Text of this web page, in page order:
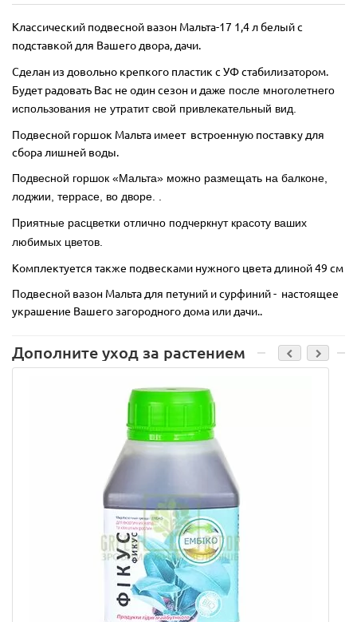
Классический подвесной вазон Мальта-17 1,4 л белый с
подставкой для Вашего двора, дачи.
Сделан из довольно крепкого пластик с УФ стабилизатором.
Будет радовать Вас не один сезон и даже после многолетнего
использования не утратит свой привлекательный вид.
Подвесной горшок Мальта имеет встроенную поставку для
сбора лишней воды.
Подвесной горшок «Мальта» можно размещать на балконе,
лоджии, террасе, во дворе.
Приятные расцветки отлично подчеркнут красоту ваших
любимых цветов.
Комплектуется также подвесками нужного цвета длиной 49 см
Подвесной вазон Мальта для петуний и сурфиний - настоящее
украшение Вашего загородного дома или дачи..
Дополните уход за растением